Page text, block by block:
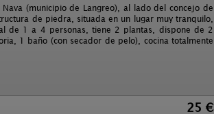
(municipio de Langreo), al lado del concejo de
de piedra, situada en un lugar muy tranquilo,
de 1 a 4 personas, tiene 2 plantas, dispone de 2
1 baño (con secador de pelo), cocina totalmente
25 €